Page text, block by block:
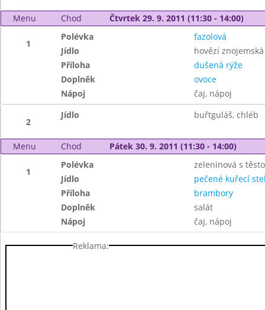
Menu Chod Čtvrtek 29. 9. 2011 (11:30 - 14:00)
1
Polévka
fazolová
Jídlo
hovězí znojemská
Příloha
dušená rýže
Doplněk
ovoce
Nápoj
čaj, nápoj
2
Jídlo buřtguláš, chléb
Menu Chod Pátek 30. 9. 2011 (11:30 - 14:00)
1
Polévka
zeleninová s
Jídlo
pečené kuřecí
Příloha
brambory
Doplněk
salát
Nápoj
čaj, nápoj
Reklama: